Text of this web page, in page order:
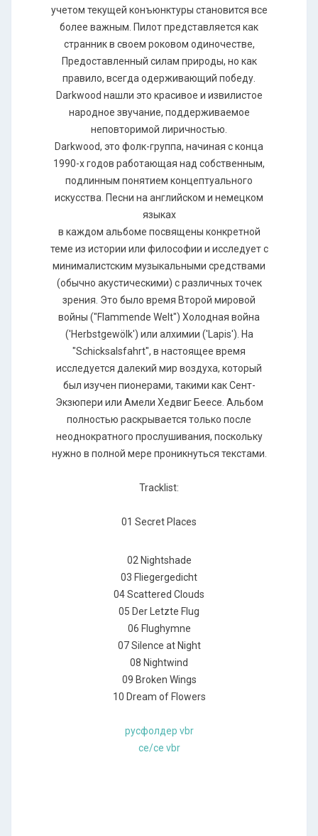
учетом текущей конъюнктуры становится все
более важным. Пилот представляется как
странник в своем роковом одиночестве,
Предоставленный силам природы, но как
правило, всегда одерживающий победу.
Darkwood нашли это красивое и извилистое
народное звучание, поддерживаемое
неповторимой лиричностью.
Darkwood, это фолк-группа, начиная с конца
1990-х годов работающая над собственным,
подлинным понятием концептуального
искусства. Песни на английском и немецком
языках
в каждом альбоме посвящены конкретной
теме из истории или философии и исследует с
минималистским музыкальными средствами
(обычно акустическими) с различных точек
зрения. Это было время Второй мировой
войны ("Flammende Welt") Холодная война
('Herbstgewölk') или алхимии ('Lapis'). На
"Schicksalsfahrt", в настоящее время
исследуется далекий мир воздуха, который
был изучен пионерами, такими как Сент-
Экзюпери или Амели Хедвиг Беесе. Альбом
полностью раскрывается только после
неоднократного прослушивания, поскольку
нужно в полной мере проникнуться текстами.
Tracklist:
01 Secret Places
02 Nightshade
03 Fliegergedicht
04 Scattered Clouds
05 Der Letzte Flug
06 Flughymne
07 Silence at Night
08 Nightwind
09 Broken Wings
10 Dream of Flowers
русфолдер vbr
ce/ce vbr